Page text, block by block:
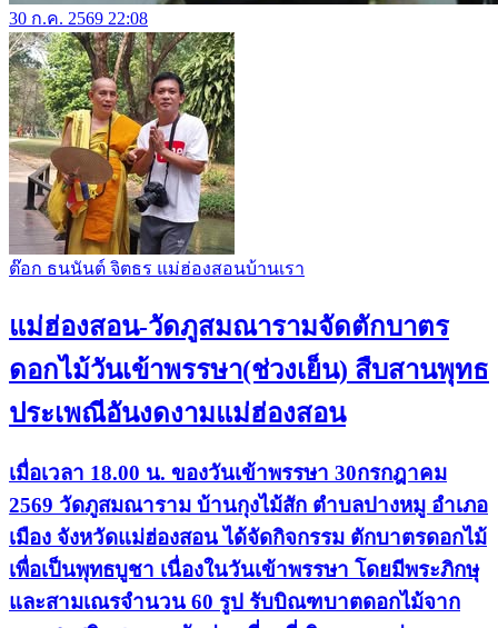
30 ก.ค. 2569 22:08
ต๊อก ธนนันต์ จิตธร แม่ฮ่องสอนบ้านเรา
แม่ฮ่องสอน-วัดภูสมณารามจัดตักบาตร
ดอกไม้วันเข้าพรรษา(ช่วงเย็น) สืบสานพุทธ
ประเพณีอันงดงามแม่ฮ่องสอน
เมื่อเวลา 18.00 น. ของวันเข้าพรรษา 30กรกฎาคม
2569 วัดภูสมณาราม บ้านกุงไม้สัก ตำบลปางหมู อำเภอ
เมือง จังหวัดแม่ฮ่องสอน ได้จัดกิจกรรม ตักบาตรดอกไม้
เพื่อเป็นพุทธบูชา เนื่องในวันเข้าพรรษา โดยมีพระภิกษุ
และสามเณรจำนวน 60 รูป รับบิณฑบาตดอกไม้จาก